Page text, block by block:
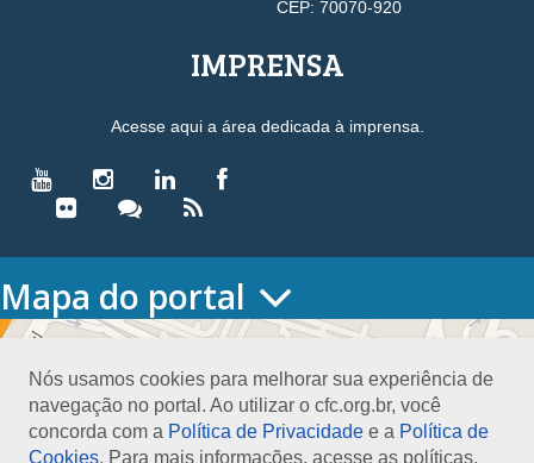
Nós usamos cookies para melhorar sua experiência de
navegação no portal. Ao utilizar o cfc.org.br, você
concorda com a Política de Privacidade e a Política de
Cookies. Para mais informações, acesse as políticas.
CEP: 70070-920
IMPRENSA
Acesse aqui a área dedicada à imprensa.
Mapa do portal
HOME
Conselho Diretor
Nossa Sede
Planejamento